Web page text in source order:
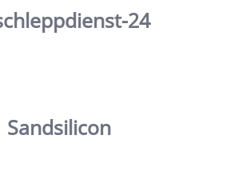
24
Sandsilicon